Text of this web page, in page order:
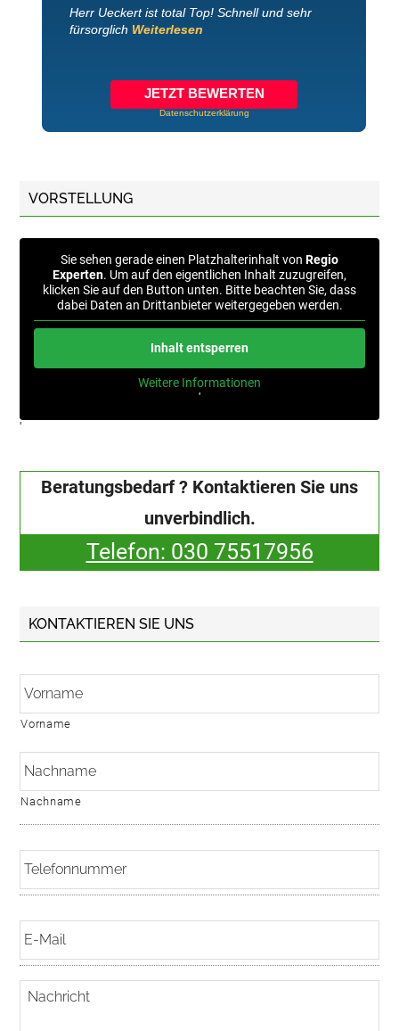
Herr Ueckert ist total Top! Schnell und sehr
fürsorglich Weiterlesen
JETZT BEWERTEN
Datenschutzerklärung
VORSTELLUNG
Sie sehen gerade einen Platzhalterinhalt von Regio
Experten. Um auf den eigentlichen Inhalt zuzugreifen,
klicken Sie auf den Button unten. Bitte beachten Sie, dass
dabei Daten an Drittanbieter weitergegeben werden.
Inhalt entsperren
Weitere Informationen
'
'
Beratungsbedarf ? Kontaktieren Sie uns
unverbindlich.
Telefon: 030 75517956
KONTAKTIEREN SIE UNS
N
a
e
Vorname
Nachname
T
e
e
f
o
E
-
a
N